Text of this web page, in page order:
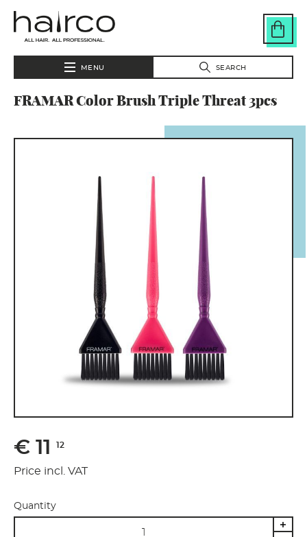
Skip to main content
MENU SEARCH
FRAMAR Color Brush Triple Threat 3pcs
€ 11 12
Price incl. VAT
Quantity